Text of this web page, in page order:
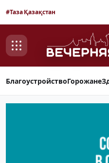
#Таза Қазақстан
БлагоустройствоГорожане